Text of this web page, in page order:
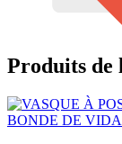
Produits de